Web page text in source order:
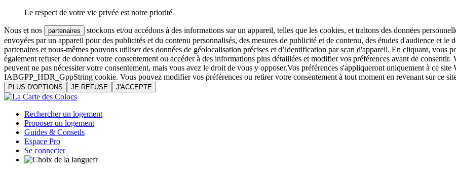
Le respect de votre vie privée est notre priorité
Nous et nos partenaires
stockons et/ou accédons à des informations sur un appareil, telles que les cookies, et traitons des données
envoyées par un appareil pour des publicités et du contenu personnalisés, des mesures de publicité et de contenu, des études d'audience et
partenaires et nous-mêmes pouvons utiliser des données de géolocalisation précises et d’identification par scan d'appareil. En cliquant, vous
également refuser de donner votre consentement ou accéder à des informations plus détaillées et modifier vos préférences avant de
peuvent ne pas nécessiter votre consentement, mais vous avez le droit de vous y opposer.Vos préférences s'appliqueront uniquement à ce site
IABGPP_HDR_GppString cookie. Vous pouvez modifier vos préférences ou retirer votre consentement à tout moment en revenant sur ce
PLUS D'OPTIONS JE REFUSE J'ACCEPTE
Rechercher un logement
Proposer un logement
Guides & Conseils
Espace Pro
Se connecter
fr